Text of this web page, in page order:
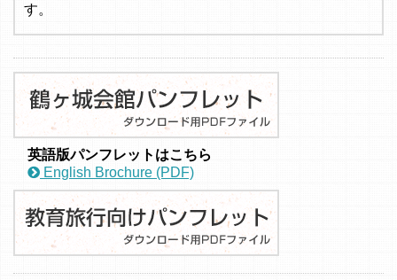
す。
英語版パンフレットはこちら
English Brochure (PDF)